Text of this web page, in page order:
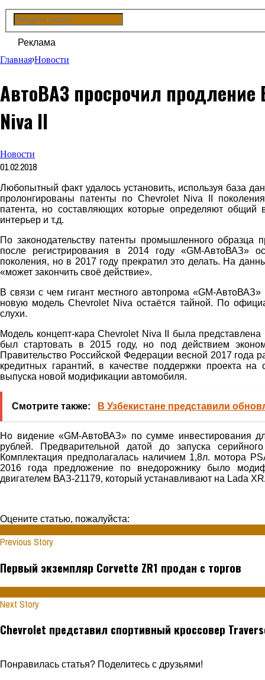
Реклама
Главная›Новости
АвтоВАЗ просрочил продление
Niva II
Новости
01.02.2018
Любопытный факт удалось установить, используя база
пролонгированы патенты по Chevrolet Niva II
патента, но составляющих которые определяют
интерьер и т.д.
По законодательству патенты промышленного
после регистрирования в 2014 году «GM-АвтоВАЗ»
поколения, но в 2017 году прекратил это делать. На
«может закончить своё действие».
В связи с чем гигант местного автопрома «GM-
новую модель Chevrolet Niva остаётся тайной. По
слухи.
Модель концепт-кара Chevrolet Niva II была
был стартовать в 2015 году, но под действием
Правительство Российской Федерации весной 2017 года
кредитных гарантий, в качестве поддержки проекта
выпуска новой модификации автомобиля.
Смотрите также: В Узбекистане представили
Но видение «GM-АвтоВАЗ» по сумме инвестирования
рублей. Предварительной датой до запуска
Комплектация предполагалась наличием 1,8л. мотора
2016 года предложение по внедорожнику было
двигателем ВАЗ-21179, который устанавливают на Lada
Оцените статью, пожалуйста:
Previous Story
Первый экземпляр Corvette ZR1 продан с торгов
Next Story
Chevrolet представил спортивный кроссовер
Понравилась статья? Поделитесь с друзьями!